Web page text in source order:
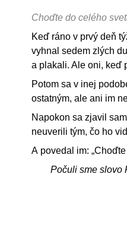
Choďte do celého
Keď ráno v prvý deň
vyhnal sedem zlých
a plakali. Ale oni, keď
Potom sa v inej
ostatným, ale ani im
Napokon sa zjavil
neuverili tým, čo ho
A povedal im:
Počuli sme slovo